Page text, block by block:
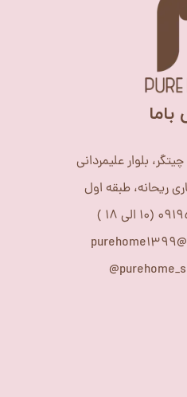
بلوار علیمردانی
ریحانه، طبقه اول